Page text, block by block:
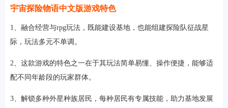
宇宙探险物语中文版游戏特色
1、融合经营与rpg玩法，既能建设基地，也能组建探险队征战星
际，玩法多元不单调。
2、这款游戏的特色之一在于其玩法简单易懂、操作便捷，能够适
配不同年龄段的玩家群体。
3、解锁多种外星种族居民，每种居民有专属技能，助力基地发展